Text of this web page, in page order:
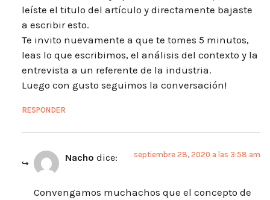
leíste el titulo del artículo y directamente bajaste
a escribir esto.
Te invito nuevamente a que te tomes 5 minutos,
leas lo que escribimos, el análisis del contexto y la
entrevista a un referente de la industria.
Luego con gusto seguimos la conversación!
RESPONDER
Nacho dice: septiembre 28, 2020 a las 3:58 am
Convengamos muchachos que el concepto de